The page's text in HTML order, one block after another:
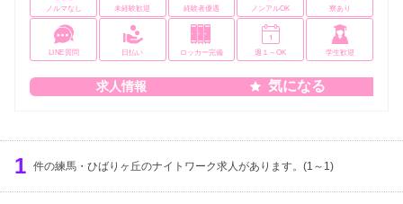
ノルマなし 未経験歓迎 経験者優遇 ノンアルOK 寮あり
LINE質問 日払い ロッカー完備 週１～OK 学生歓迎
求人情報 気になる
1 件の練馬・ひばりヶ丘のナイトワーク求人があります。(1～1)